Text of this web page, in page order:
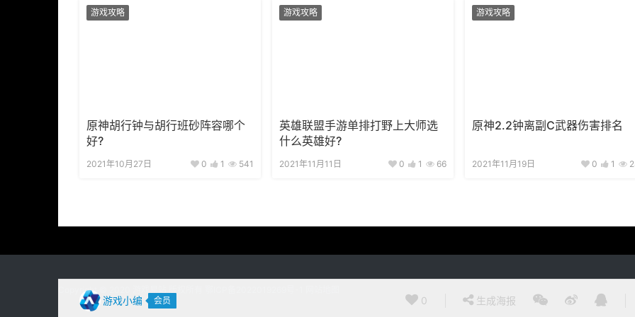
游戏小编 会员 0 生成海报
游戏攻略
原神胡行钟与胡行班砂阵容哪个
好?
2021年10月27日 0 1 541
游戏攻略
英雄联盟手游单排打野上大师选
什么英雄好?
2021年11月11日 0 1 66
游戏攻略
原神2.2钟离副C武器伤害排名
2021年11月19日 0 1
Copyright © 2020